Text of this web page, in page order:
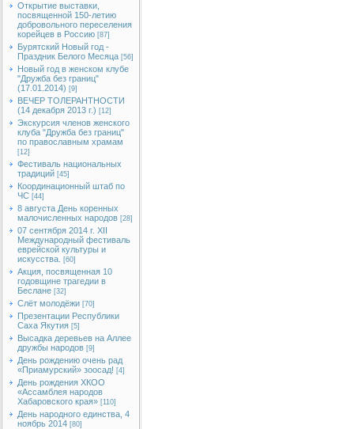
Открытие выставки,
посвященной 150-летию
добровольного переселения
корейцев в Россию [87]
Бурятский Новый год -
Праздник Белого Месяца [56]
Новый год в женском клубе
"Дружба без границ"
(17.01.2014) [9]
ВЕЧЕР ТОЛЕРАНТНОСТИ
(14 декабря 2013 г.) [12]
Экскурсия членов женского
клуба "Дружба без границ"
по православным храмам
[12]
Фестиваль национальных
традиций [45]
Координационный штаб по
ЧС [44]
8 августа День коренных
малочисленных народов [28]
07 сентября 2014 г. XII
Международный фестиваль
еврейской культуры и
искусства.
[60]
Акция, посвященная 10
годовщине трагедии в
Беслане [32]
Слёт молодёжи [70]
Презентации Республики
Саха Якутия [5]
Высадка деревьев на Аллее
дружбы народов [9]
День рождению очень рад
«Приамурский» зоосад! [4]
День рождения ХКОО
«Ассамблея народов
Хабаровского края» [110]
День народного единства, 4
ноябрь 2014 [80]